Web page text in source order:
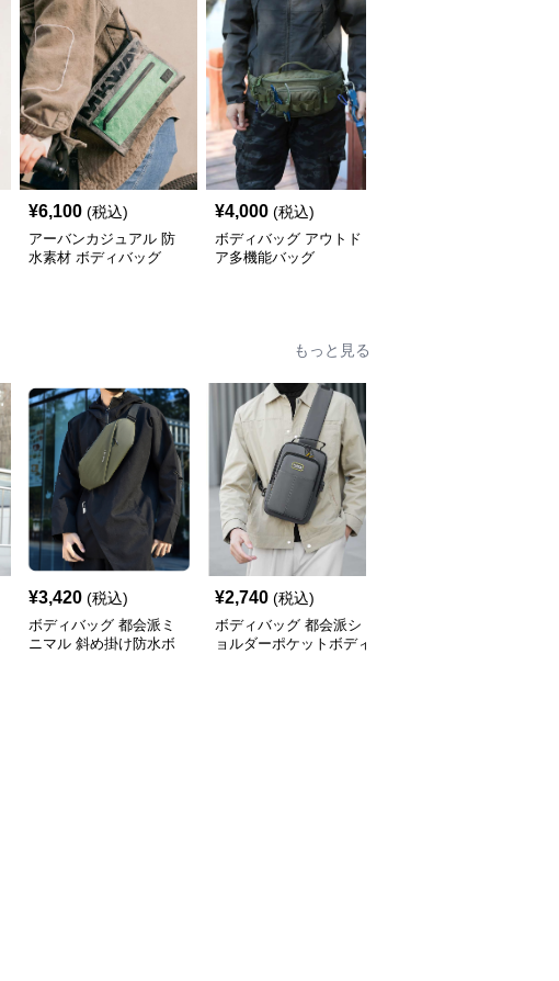
¥6,100 (税込)
アーバンカジュアル 防
水素材 ボディバッグ
¥4,000 (税込)
ボディバッグ アウトド
ア多機能バッグ
もっと見る
¥3,420 (税込)
ボディバッグ 都会派ミ
ニマル 斜め掛け防水ボ
¥2,740 (税込)
ボディバッグ 都会派シ
ョルダーポケットボディ